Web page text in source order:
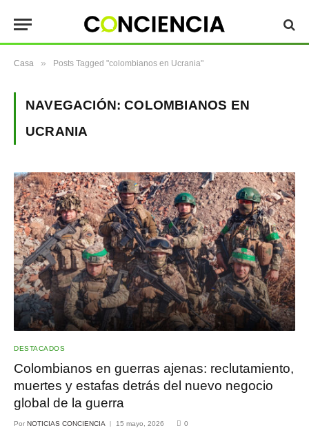
Casa » Posts Tagged "colombianos en Ucrania"
NAVEGACIÓN:COLOMBIANOS EN
UCRANIA
DESTACADOS
Colombianos en guerras ajenas: reclutamiento,
muertes y estafas detrás del nuevo negocio
global de la guerra
Por NOTICIAS CONCIENCIA 15 mayo, 2026 0